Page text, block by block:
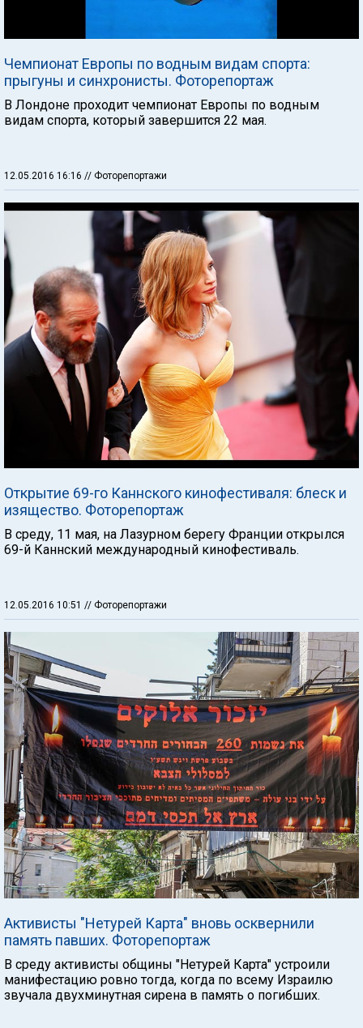
Чемпионат Европы по водным видам спорта:
прыгуны и синхронисты. Фоторепортаж
В Лондоне проходит чемпионат Европы по водным
видам спорта, который завершится 22 мая.
12.05.2016 16:16 // Фоторепортажи
Открытие 69-го Каннского кинофестиваля: блеск и
изящество. Фоторепортаж
В среду, 11 мая, на Лазурном берегу Франции открылся
69-й Каннский международный кинофестиваль.
12.05.2016 10:51 // Фоторепортажи
Активисты "Нетурей Карта" вновь осквернили
память павших. Фоторепортаж
В среду активисты общины "Нетурей Карта" устроили
манифестацию ровно тогда, когда по всему Израилю
звучала двухминутная сирена в память о погибших.